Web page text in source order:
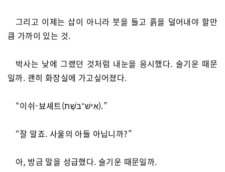
그리고 이제는 삽이 아니라 붓을 들고 흙을 덜어내야 할만
큼 가까이 있는 것.
박사는 낮에 그랬던 것처럼 내눈을 응시했다. 술기운 때문
일까. 괜히 화장실에 가고싶어졌다.
“이쉬-뵤셰트(אִישׁ־בֹּשֶׁת).”
“잘 알죠. 사울의 아들 아닙니까?”
아, 방금 말을 성급했다. 술기운 때문일까.